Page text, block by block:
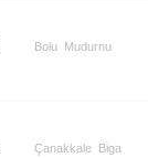
Bolu Mudurnu
Çanakkale Biga